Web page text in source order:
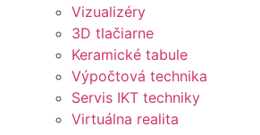
Vizualizéry
3D tlačiarne
Keramické tabule
Výpočtová technika
Servis IKT techniky
Virtuálna realita